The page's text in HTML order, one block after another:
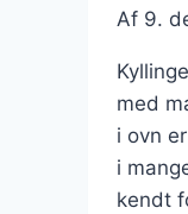
Af 9.
med
i ovn
i
kendt